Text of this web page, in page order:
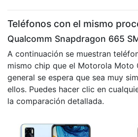
Teléfonos con el mismo
Qualcomm Snapdragon 665
A continuación se muestran
mismo chip que el Motorola Moto
general se espera que sea muy
ellos. Puedes hacer clic en
la comparación detallada.